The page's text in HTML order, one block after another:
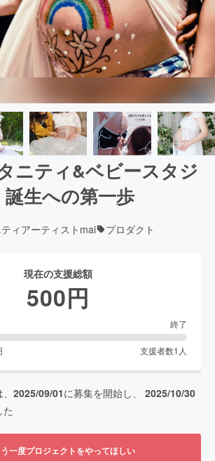
ニティ&ベビースタジ
誕生への第一歩
ィアーティストmai プロダクト
現在の支援総額
500円
終了
支援者数1 人
2025/09/01に募集を開始し、 2025/10/30
一度プロジェクトをやってほしい